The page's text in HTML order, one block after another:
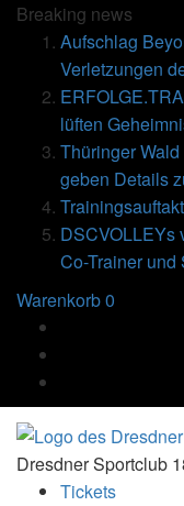
Breaking news
Aufschlag
Verletzungen
lüften
Thüringer
geben Details
DSCVOLLEYs
Co-Trainer und
Warenkorb0
Dresdner Sportclub
Tickets